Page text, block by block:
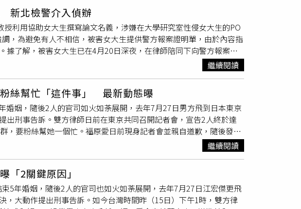
文指出，女性友人在某知名國立大學讀書，為了準備考研究所
候溫文儒雅，經常分享他在兩國留學的經歷，且在同學有興趣的領
不料這個教授當了女大生指導教授後，頻繁的在大半夜瘋狂傳訊息給
我想幹死你」，我朋友一直處於被性騷擾和精神摧殘的狀態，但因為
臭」讓她以後在法律界混不下去，加上女大生這學期有一門必修是他
到學校，帶她去研究室，討論論文的事情，女大生覺得討論完可以回
親她、上下其手，女大生一直說不要這樣，她只是想要寫好小論文而
的小房間，強迫她幫他服務，等到他射之後才肯放她走。教授事後
可不可以有下一次。女大生崩潰，向友人哭訴，日前在律師的陪同
新北檢警介入偵辦
利用協助女大生撰寫論文名義，涉嫌在大學研究室性侵女大生的PO
，為避免有人不相信，被害女大生提供警方報案證明單，由於內容指
據了解，被害女大生已在4月20日深夜，在律師陪同下向警方報案，
調查中，但案情和偵查作為不便說明。Dcard的PO文指出，一位網友
備考研究所的小論文，所以找系上的教授做指導，這個教授上課的時
同學有興趣的領域裡頗有名氣，所以我朋友才選定他當指導教授。PO
頻繁的在大半夜瘋狂傳訊息給她，會問她：「想不想要找炮友」、
騷擾和精神摧殘的狀態，但因為教授一直以「不繼續教她的小論文、
過分的是以要針對班上其他同學等言論，迫使我朋友必須繼續忍受老
所以就算她長期處於被教授威脅的狀況，還是決定再忍耐，因為想說
順利畢業、拿到小論文。直到有一天，教授用威脅的語氣，強迫她必
掙扎，但迫於小論文、成績的壓力，所以她決定前往。在出發之前，
、長袖長褲（那時候是四月，而且那天超熱），預先做個防範（畢
）到學校後，教授把她帶去研究室，一開始有跟她討論一些關於論
直接橫擋在門前，不讓她走，然後開始親她、上下其手，我朋友一直
沒有停下動作，最後把她強拉進研究室裡的小房間，強迫她幫他服
繼續閱讀
絲幫忙「這件事」 最新動態曝
婚姻，隨後2人的官司如火如荼展開，去年7月27日男方飛到日本東京
出刑事告訴。雙方律師日前在東京共同召開記者會，宣告2人終於達
，要粉絲幫她一個忙。福原愛日前現身記者會並親自道歉，隨後發聲
往的支持我關心我。」福原愛今日在小紅書PO出穿搭照，只見她換上
友們幫忙挑選哪一套比較適合。知情人士透露，福原愛有意爭取2024
關約定，也從去年7月24日後徹底失聯1年，所以在去年8月23日向日
院的判決結果，獲得勝訴，法院也要求福原愛必須履行相關命令。
難以進行強制執行，男方律師不得不訴諸刑事告訴，正式向日本警
繼續閱讀
2關鍵原因」
5年婚姻，隨後2人的官司也如火如荼展開，去年7月27日江宏傑更飛
，大動作提出刑事告訴。如今台灣時間昨（15日）下午1時，雙方律